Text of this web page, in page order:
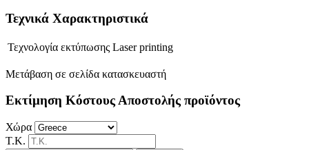
Τεχνικά Χαρακτηριστικά
Τεχνολογία εκτύπωσης Laser printing
Μετάβαση σε σελίδα κατασκευαστή
Εκτίμηση Κόστους Αποστολής προϊόντος
Χώρα
Τ.Κ.